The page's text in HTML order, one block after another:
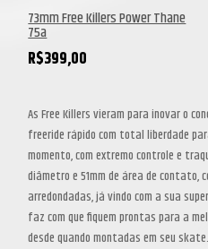
73mm Free Killers Power Thane
75a
R$399,00
As Free Killers vieram para inovar o
freeride rápido com total liberdade
momento, com extremo controle e
diâmetro e 51mm de área de contato,
arredondadas, já vindo com a sua
faz com que fiquem prontas para a
desde quando montadas em seu skate.